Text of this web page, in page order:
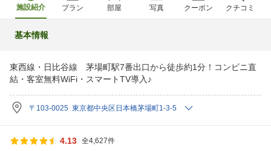
施設紹介 プラン 部屋 写真 クーポン クチコミ
基本情報
東西線・日比谷線 茅場町駅7番出口から徒歩約1分！コンビニ直
結・客室無料WiFi・スマートTV導入♪
〒103-0025 東京都中央区日本橋茅場町1-3-5
4.13 全4,627件